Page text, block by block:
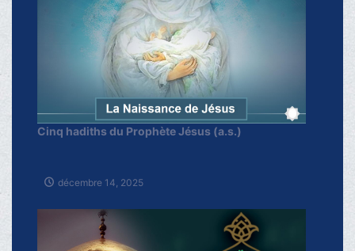
Cinq hadiths du Prophète Jésus (a.s.)
décembre 14, 2025